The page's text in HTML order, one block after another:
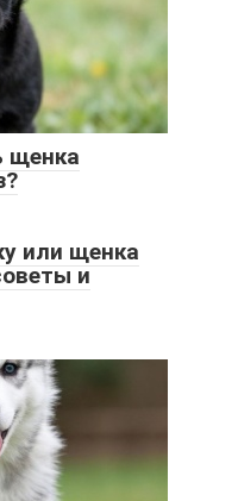
щенка
или щенка
и